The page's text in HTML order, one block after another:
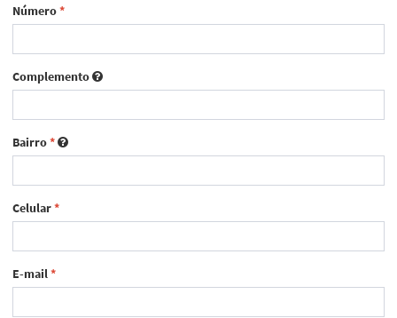
Número*
Complemento
Bairro*
Celular*
E-mail*